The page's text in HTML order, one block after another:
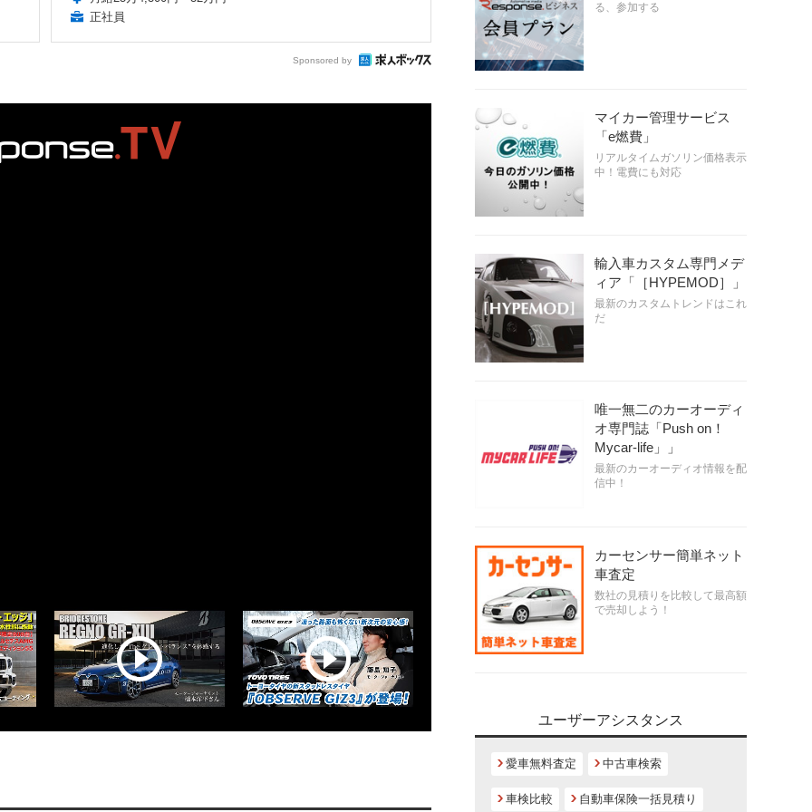
正社員
Sponsored by
る、参加する
マイカー管理サービス
「e燃費」
リアルタイムガソリン価格表示
中！電費にも対応
輸入車カスタム専門メデ
ィア「［HYPEMOD］」
最新のカスタムトレンドはこれ
だ
唯一無二のカーオーディ
オ専門誌「Push on！
Mycar-life」」
最新のカーオーディオ情報を配
信中！
カーセンサー簡単ネット
車査定
数社の見積りを比較して最高額
で売却しよう！
ユーザーアシスタンス
愛車無料査定 中古車検索
車検比較 自動車保険一括見積り